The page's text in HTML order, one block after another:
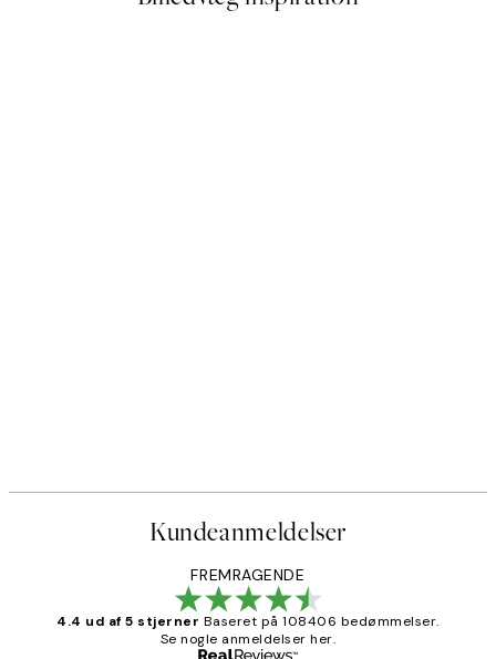
Kundeanmeldelser
FREMRAGENDE
4.4 ud af 5 stjerner Baseret på 108406 bedømmelser.
Se nogle anmeldelser her.